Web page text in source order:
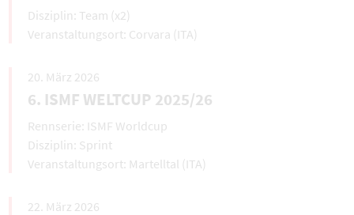
Team (x2)
Corvara (ITA)
20. März 2026
6. ISMF WELTCUP 2025/26
ISMF Worldcup
Sprint
Martelltal (ITA)
22. März 2026